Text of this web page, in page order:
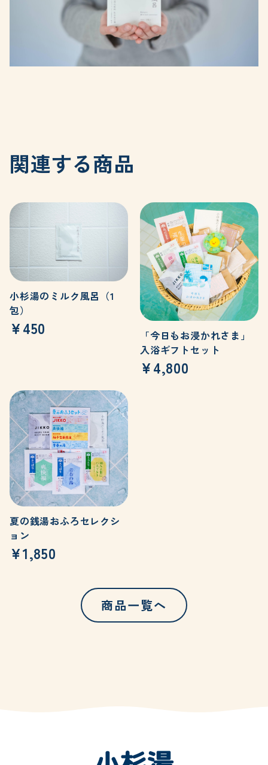
関連する商品
小杉湯のミルク風呂（1
包）
¥450
「今日もお浸かれさま」
入浴ギフトセット
¥4,800
夏の銭湯おふろセレクシ
ョン
¥1,850
商品一覧へ